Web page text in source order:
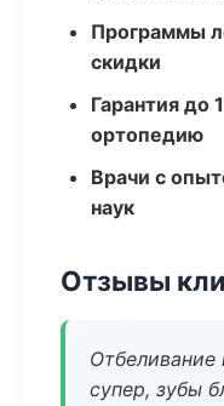
Программы
скидки
Гарантия до
ортопедию
Врачи с
наук
Отзывы
Отбеливание
супер, зубы